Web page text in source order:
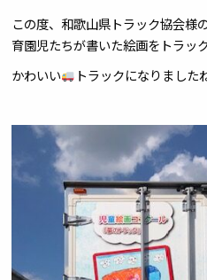
この度、和歌山県トラック協会様
育園児たちが書いた絵画をトラッ
かわいい
トラックになりました